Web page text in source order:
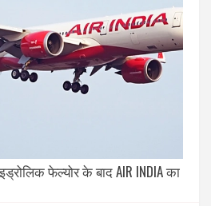
फेल्योर के बाद AIR INDIA का